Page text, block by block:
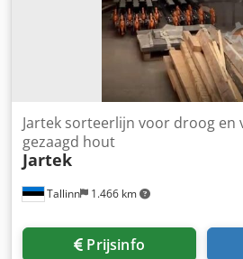
Tallinn 1.466 km
Jartek sorteerlijn voor droog en
gezaagd hout
Jartek
Prijsinfo